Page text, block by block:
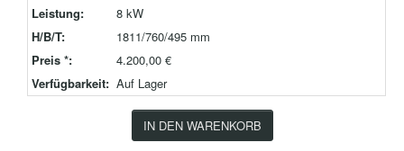
Leistung:
8 kW
H/B/T:
1811/760/495 mm
Preis *:
4.200,00 €
Verfügbarkeit: Auf Lager
IN DEN WARENKORB